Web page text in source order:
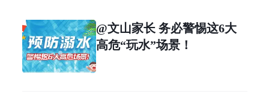
@文山家长 务必警惕这6大
高危“玩水”场景！